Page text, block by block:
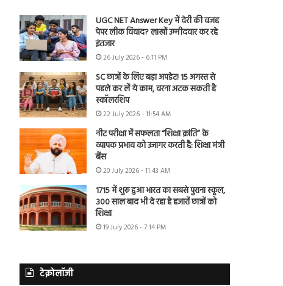
UGC NET Answer Key में देरी की वजह
पेपर लीक विवाद? लाखों उम्मीदवार कर रहे
इंतजार
26 July 2026 - 6:11 PM
SC छात्रों के लिए बड़ा अपडेट! 15 अगस्त से
पहले कर लें ये काम, वरना अटक सकती है
स्कॉलरशिप
22 July 2026 - 11:54 AM
नीट परीक्षा में सफलता “शिक्षा क्रांति” के
व्यापक प्रभाव को उजागर करती है: शिक्षा मंत्री
बैंस
20 July 2026 - 11:43 AM
1715 में शुरू हुआ भारत का सबसे पुराना स्कूल,
300 साल बाद भी दे रहा है हजारों छात्रों को
शिक्षा
19 July 2026 - 7:14 PM
टेक्नोलॉजी